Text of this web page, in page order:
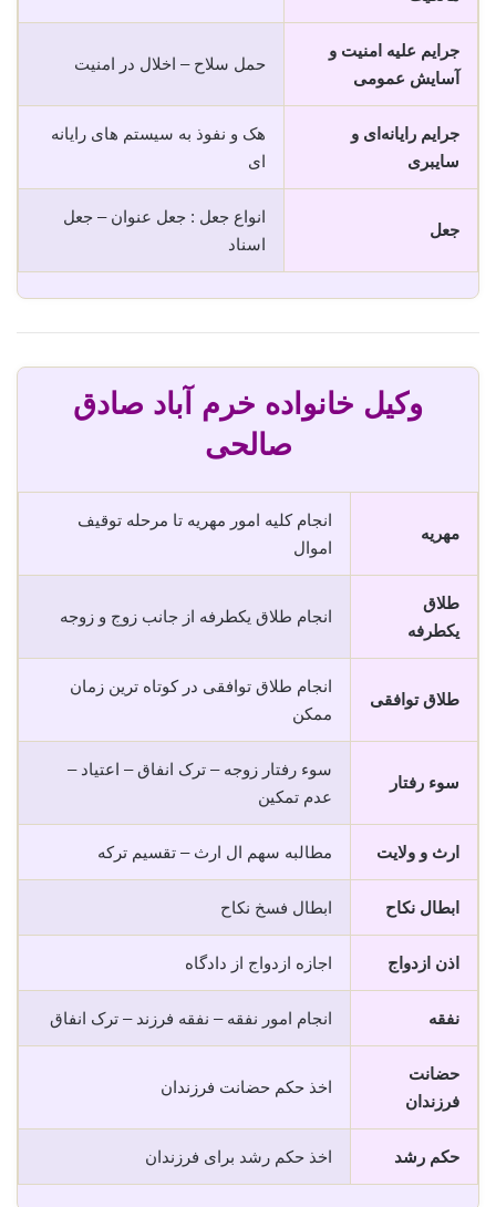
جرایم علیه امنیت و
آسایش عمومی
حمل سلاح – اخلال در امنیت
جرایم رایانه‌ای و
سایبری
هک و نفوذ به سیستم های رایانه
ای
جعل
انواع جعل : جعل عنوان – جعل
اسناد
وکیل خانواده خرم آباد صادق
صالحی
مهریه
انجام کلیه امور مهریه تا مرحله توقیف
اموال
طلاق
یکطرفه
انجام طلاق یکطرفه از جانب زوج و زوجه
طلاق توافقی
انجام طلاق توافقی در کوتاه ترین زمان
ممکن
سوء رفتار
سوء رفتار زوجه – ترک انفاق – اعتیاد –
عدم تمکین
ارث و ولایت مطالبه سهم ال ارث – تقسیم ترکه
ابطال نکاح ابطال فسخ نکاح
اذن ازدواج اجازه ازدواج از دادگاه
نفقه انجام امور نفقه – نفقه فرزند – ترک انفاق
حضانت
فرزندان
اخذ حکم حضانت فرزندان
حکم رشد اخذ حکم رشد برای فرزندان